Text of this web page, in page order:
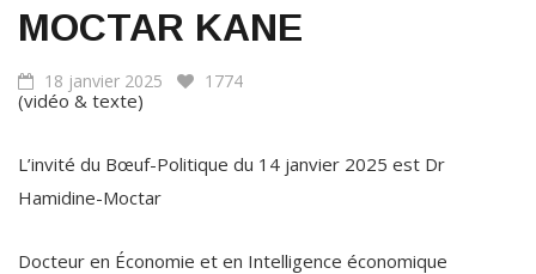
MOCTAR KANE
18 janvier 2025 1774
(vidéo & texte)
L’invité du Bœuf-Politique du 14 janvier 2025 est Dr
Hamidine-Moctar
Docteur en Économie et en Intelligence économique